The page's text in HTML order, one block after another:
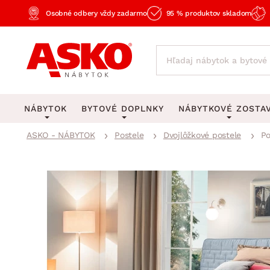
Osobné odbery vždy zadarmo 95 % produktov skladom
NÁBYTOK
Obývacia izba
Pracovňa a kancelária
BYTOVÉ DOPLNKY
Behúne a malé koberce
Detské koberce
Zobrazit vše
Stropné osvetlenie
Lustre a závesné
Stojacie lampy
Zobrazit vše
NÁBYTKOVÉ
Spálňové
Kancelárske
Kuchynské
Detské
Predsieňové
ASKO - NÁBYTOK Postele Dvojlôžkové postele